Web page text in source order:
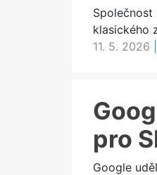
klasického
11. 5. 2026
pro
Google